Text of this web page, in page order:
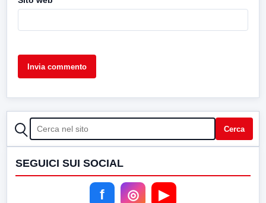
CERCA Cerca
SEGUICI SUI SOCIAL
f ◎ ▶